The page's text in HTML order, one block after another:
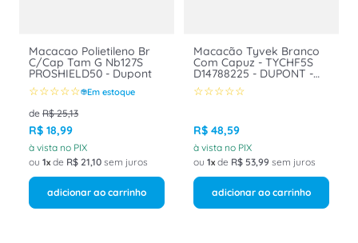
Macacao Polietileno Br
C/Cap Tam G Nb127S
PROSHIELD50 - Dupont
☆☆☆☆☆ Em estoque
de R$ 25,13
R$ 18,99
à vista no PIX
ou 1 de R$ 21,10 sem juros
adicionar ao carrinho
Macacão Tyvek Branco
Com Capuz - TYCHF5S
D14788225 - DUPONT -
CA 34187
☆☆☆☆☆
R$ 48,59
à vista no PIX
ou 1 de R$ 53,99 sem juros
adicionar ao carrinho